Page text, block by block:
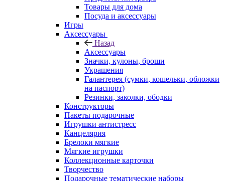
Товары для дома
Посуда и аксессуары
Игры
Аксессуары
Назад
Аксессуары
Значки, кулоны, броши
Украшения
Галантерея (сумки, кошельки, обложки
на паспорт)
Резинки, заколки, ободки
Конструкторы
Пакеты подарочные
Игрушки антистресс
Канцелярия
Брелоки мягкие
Мягкие игрушки
Коллекционные карточки
Творчество
Подарочные тематические наборы